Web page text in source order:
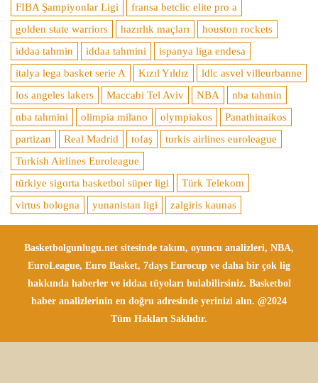
FIBA Şampiyonlar Ligi
fransa betclic elite pro a
golden state warriors
hazırlık maçları
houston rockets
iddaa tahmin
iddaa tahmini
ispanya liga endesa
italya lega basket serie A
Kızıl Yıldız
ldlc asvel villeurbanne
los angeles lakers
Maccabi Tel Aviv NBA
nba tahmin
nba tahmini
olimpia milano olympiakos
Panathinaikos
partizan
Real Madrid tofaş
turkis airlines euroleague
Turkish Airlines Euroleague
türkiye sigorta basketbol süper ligi
Türk Telekom
virtus bologna
yunanistan ligi zalgiris kaunas
Basketbolgunlugu.net sitesinde takım, oyuncu analizleri, NBA,
EuroLeague, Euro Basket, 7days Eurocup ve daha bir çok lig
hakkında haberler ve iddaa tüyoları bulabilirsiniz. Basketbol
haber analizlerinin en doğru adresinde yerinizi alın. @2024
Tüm Hakları Saklıdır.